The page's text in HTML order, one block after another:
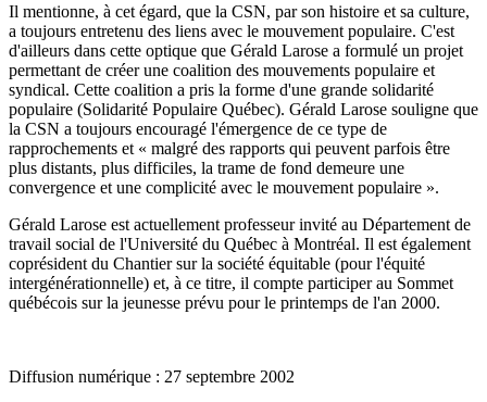
Il mentionne, à cet égard, que la CSN, par son histoire et sa culture,
a toujours entretenu des liens avec le mouvement populaire. C'est
d'ailleurs dans cette optique que Gérald Larose a formulé un projet
permettant de créer une coalition des mouvements populaire et
syndical. Cette coalition a pris la forme d'une grande solidarité
populaire (Solidarité Populaire Québec). Gérald Larose souligne que
la CSN a toujours encouragé l'émergence de ce type de
rapprochements et « malgré des rapports qui peuvent parfois être
plus distants, plus difficiles, la trame de fond demeure une
convergence et une complicité avec le mouvement populaire ».
Gérald Larose est actuellement professeur invité au Département de
travail social de l'Université du Québec à Montréal. Il est également
coprésident du Chantier sur la société équitable (pour l'équité
intergénérationnelle) et, à ce titre, il compte participer au Sommet
québécois sur la jeunesse prévu pour le printemps de l'an 2000.
Diffusion numérique : 27 septembre 2002